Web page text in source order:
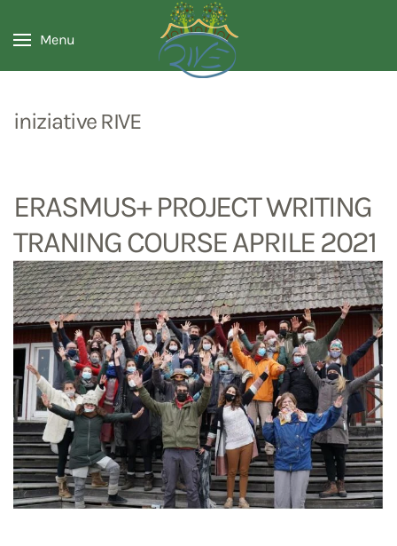
Menu
iniziative RIVE
ERASMUS+ PROJECT WRITING
TRANING COURSE APRILE 2021